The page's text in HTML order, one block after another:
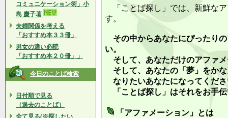
コミュニケーション術」小
島 慶子著
夫婦関係を考える
「おすすめ本３３冊」
男女の違い必読
「おすすめ本２０冊」」
今日のことば検索
日付順で見る
（過去のことば）
全て見る(※探したい
「ことば探し」では、新鮮な
す。
その中からあなたにぴったり
い。
そして、あなただけのアファ
そして、あなたの「夢」をか
なりたいあなたになってくだ
「ことば探し」はそれをお手
「アファメーション」とは